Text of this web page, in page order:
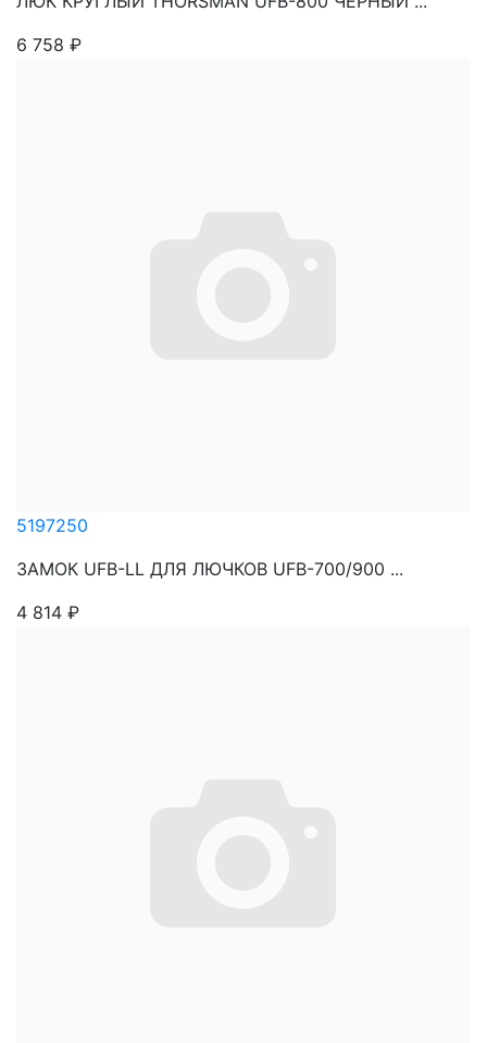
6 758 ₽
5197250
ЗАМОК UFB-LL ДЛЯ ЛЮЧКОВ UFB-700/900 ...
4 814 ₽